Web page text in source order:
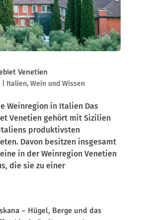
Venetien
| Italien, Wein und Wissen
Weinregion in Italien Das
Venetien gehört mit Sizilien
produktivsten
Davon besitzen insgesamt
in der Weinregion Venetien
die sie zu einer
– Hügel, Berge und das